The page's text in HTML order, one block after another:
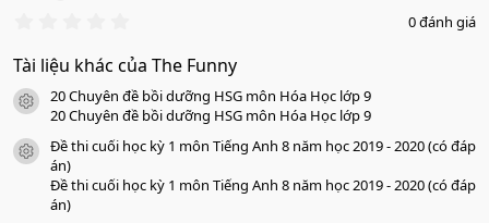
0
0
s
a
o
0 đánh giá
Tài liệu khác của The Funny
icon tài liệu
20 Chuyên đề bồi dưỡng HSG môn Hóa Học lớp 9
20 Chuyên đề bồi dưỡng HSG môn Hóa Học lớp 9
icon tài liệu
Đề thi cuối học kỳ 1 môn Tiếng Anh 8 năm học 2019 - 2020 (có đáp
án)
Đề thi cuối học kỳ 1 môn Tiếng Anh 8 năm học 2019 - 2020 (có đáp
án)